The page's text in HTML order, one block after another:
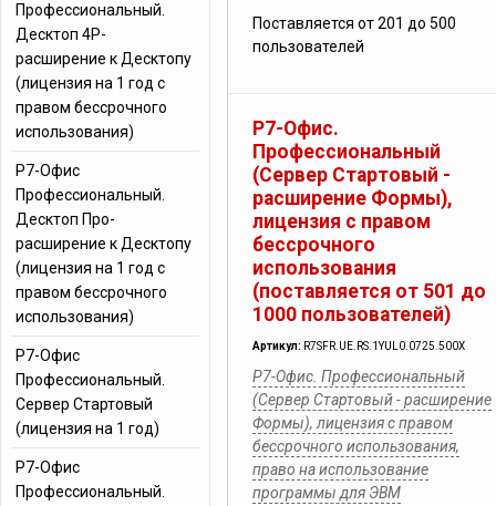
Поставляется от 201 до 500
пользователей
Р7-Офис.
Профессиональный
(Сервер Стартовый -
расширение Формы),
лицензия с правом
бессрочного
использования
(поставляется от 501 до
1000 пользователей)
Артикул: R7SFR.UE.RS.1YUL0.0725.500X
Р7-Офис. Профессиональный
(Сервер Стартовый - расширение
Формы), лицензия с правом
бессрочного использования,
право на использование
программы для ЭВМ
Профессиональный.
Десктоп 4Р-
расширение к Десктопу
(лицензия на 1 год с
правом бессрочного
использования)
Р7-Офис
Профессиональный.
Десктоп Про-
расширение к Десктопу
(лицензия на 1 год с
правом бессрочного
использования)
Р7-Офис
Профессиональный.
Сервер Стартовый
(лицензия на 1 год)
Р7-Офис
Профессиональный.